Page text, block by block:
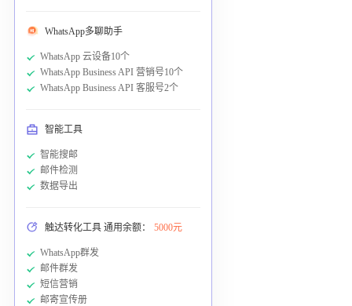
WhatsApp多聊助手
WhatsApp 云设备10个
WhatsApp Business API 营销号10个
WhatsApp Business API 客服号2个
智能工具
智能搜邮
邮件检测
数据导出
触达转化工具 通用余额： 5000元
WhatsApp群发
邮件群发
短信营销
邮寄宣传册